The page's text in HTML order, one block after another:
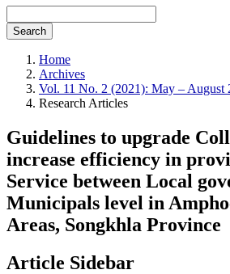
Search
Home
Archives
Vol. 11 No. 2 (2021): May – August
Research Articles
Guidelines to upgrade
increase efficiency in
Service between Local
Municipals level in
Areas, Songkhla Province
Article Sidebar